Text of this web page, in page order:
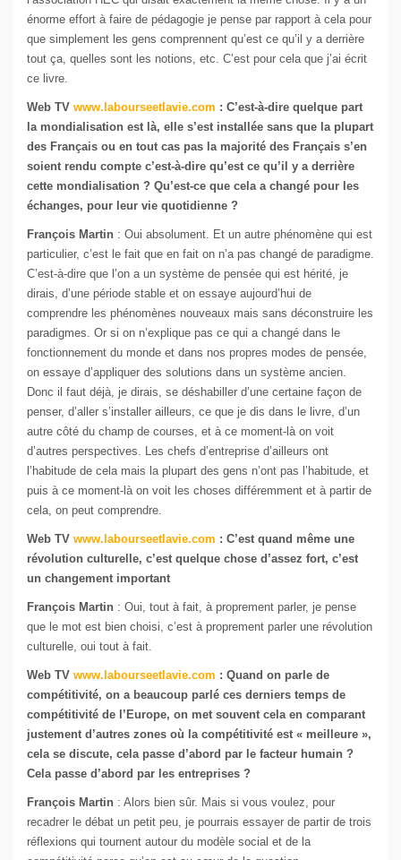
énorme effort à faire de pédagogie je pense par rapport à cela pour
que simplement les gens comprennent qu’est ce qu’il y a derrière
tout ça, quelles sont les notions, etc. C’est pour cela que j’ai écrit
ce livre.
Web TV www.labourseetlavie.com : C’est-à-dire quelque part
la mondialisation est là, elle s’est installée sans que la plupart
des Français ou en tout cas pas la majorité des Français s’en
soient rendu compte c’est-à-dire qu’est ce qu’il y a derrière
cette mondialisation ? Qu’est-ce que cela a changé pour les
échanges, pour leur vie quotidienne ?
François Martin : Oui absolument. Et un autre phénomène qui est
particulier, c’est le fait que en fait on n’a pas changé de paradigme.
C’est-à-dire que l’on a un système de pensée qui est hérité, je
dirais, d’une période stable et on essaye aujourd’hui de
comprendre les phénomènes nouveaux mais sans déconstruire les
paradigmes. Or si on n’explique pas ce qui a changé dans le
fonctionnement du monde et dans nos propres modes de pensée,
on essaye d’appliquer des solutions dans un système ancien.
Donc il faut déjà, je dirais, se déshabiller d’une certaine façon de
penser, d’aller s’installer ailleurs, ce que je dis dans le livre, d’un
autre côté du champ de courses, et à ce moment-là on voit
d’autres perspectives. Les chefs d’entreprise d’ailleurs ont
l’habitude de cela mais la plupart des gens n’ont pas l’habitude, et
puis à ce moment-là on voit les choses différemment et à partir de
cela, on peut comprendre.
Web TV www.labourseetlavie.com : C’est quand même une
révolution culturelle, c’est quelque chose d’assez fort, c’est
un changement important
François Martin : Oui, tout à fait, à proprement parler, je pense
que le mot est bien choisi, c’est à proprement parler une révolution
culturelle, oui tout à fait.
Web TV www.labourseetlavie.com : Quand on parle de
compétitivité, on a beaucoup parlé ces derniers temps de
compétitivité de l’Europe, on met souvent cela en comparant
justement d’autres zones où la compétitivité est « meilleure »,
cela se discute, cela passe d’abord par le facteur humain ?
Cela passe d’abord par les entreprises ?
François Martin : Alors bien sûr. Mais si vous voulez, pour
recadrer le débat un petit peu, je pourrais essayer de partir de trois
réflexions qui tournent autour du modèle social et de la